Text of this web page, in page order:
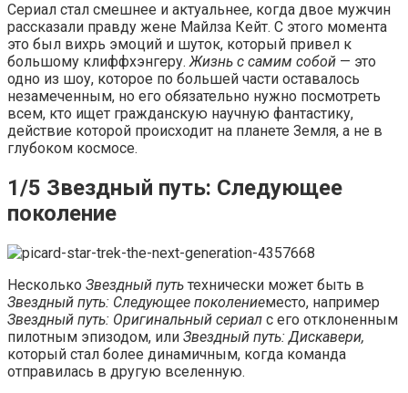
Сериал стал смешнее и актуальнее, когда двое мужчин
рассказали правду жене Майлза Кейт. С этого момента
это был вихрь эмоций и шуток, который привел к
большому клиффхэнгеру.Жизнь с самим собой — это
одно из шоу, которое по большей части оставалось
незамеченным, но его обязательно нужно посмотреть
всем, кто ищет гражданскую научную фантастику,
действие которой происходит на планете Земля, а не в
глубоком космосе.
1/5 Звездный путь: Следующее
поколение
Несколько Звездный путь технически может быть в
Звездный путь: Следующее поколениеместо, например
Звездный путь: Оригинальный сериал с его отклоненным
пилотным эпизодом, или Звездный путь: Дискавери,
который стал более динамичным, когда команда
отправилась в другую вселенную.